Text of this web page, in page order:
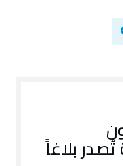
بلاغاً